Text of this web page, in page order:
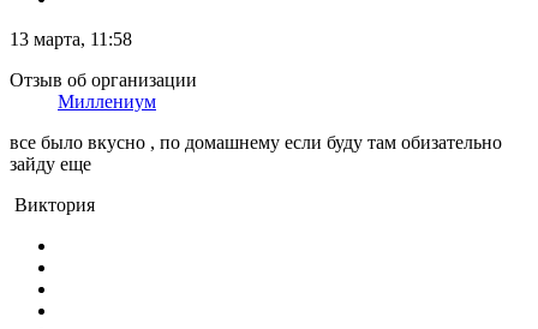
13 марта, 11:58
Отзыв об организации
Миллениум
все было вкусно , по домашнему если буду там обизательно
зайду еще
Виктория